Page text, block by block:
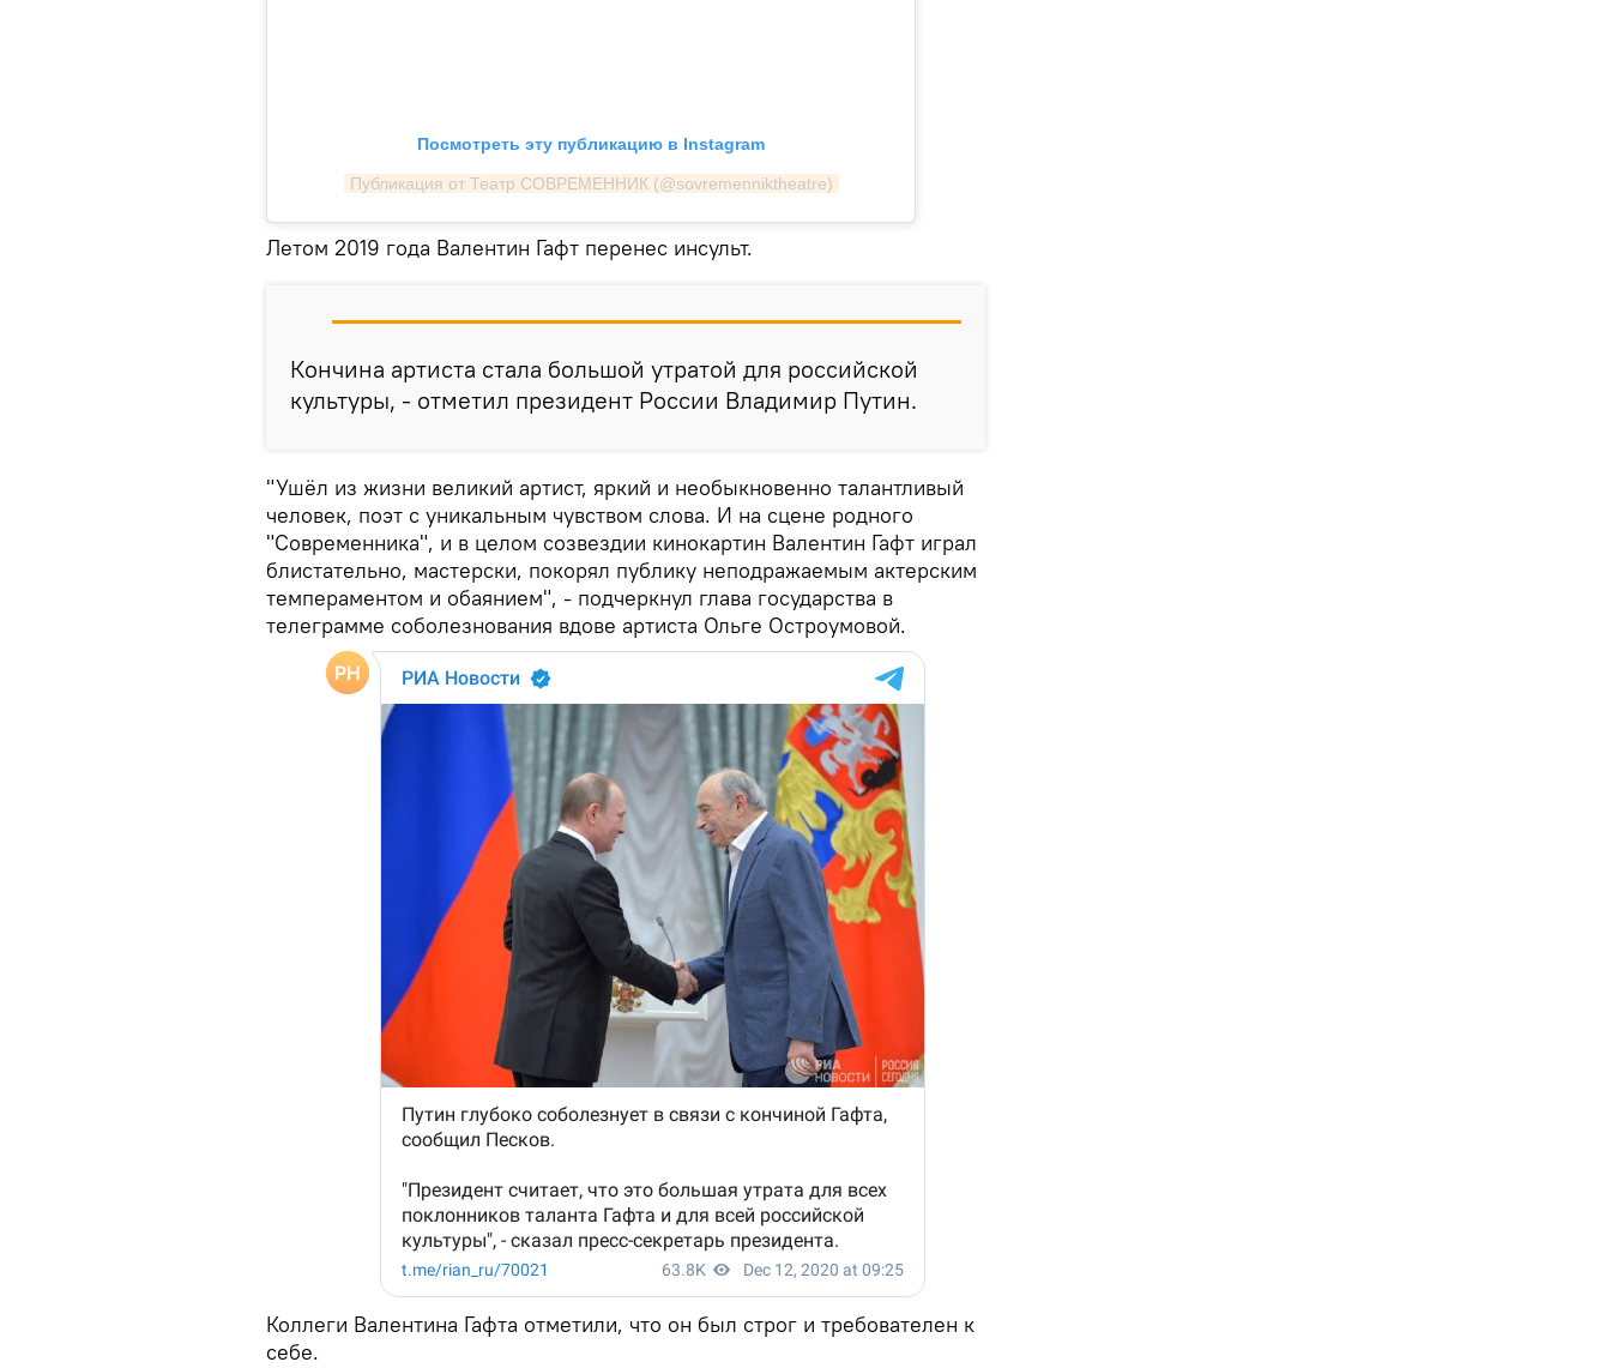
Посмотреть эту публикацию в Instagram
Публикация от Театр СОВРЕМЕННИК (@sovremenniktheatre)
Летом 2019 года Валентин Гафт перенес инсульт.
Кончина артиста стала большой утратой для российской
культуры, - отметил президент России Владимир Путин.
"Ушёл из жизни великий артист, яркий и необыкновенно талантливый
человек, поэт с уникальным чувством слова. И на сцене родного
"Современника", и в целом созвездии кинокартин Валентин Гафт играл
блистательно, мастерски, покорял публику неподражаемым актерским
темпераментом и обаянием", - подчеркнул глава государства в
телеграмме соболезнования вдове артиста Ольге Остроумовой.
Коллеги Валентина Гафта отметили, что он был строг и требователен к
себе.